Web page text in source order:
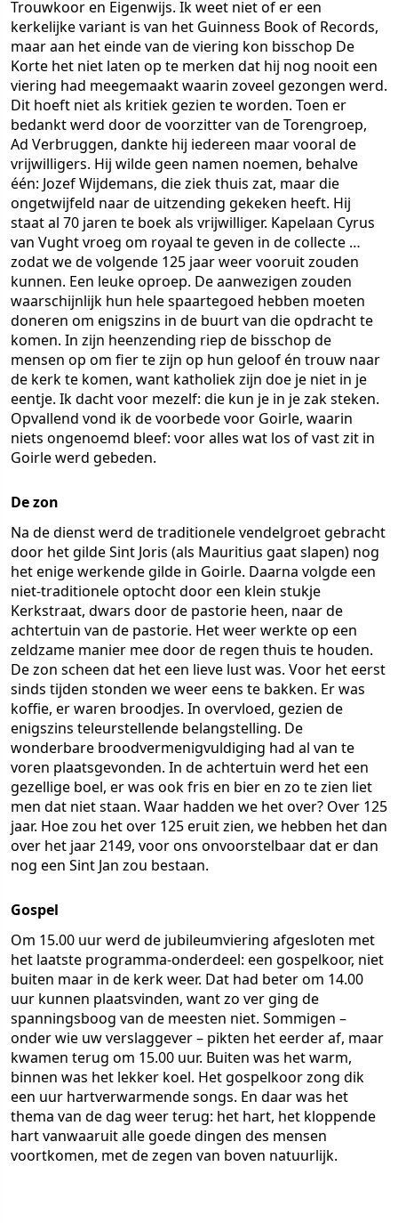
Trouwkoor en Eigenwijs. Ik weet niet of er een
kerkelijke variant is van het Guinness Book of Records,
maar aan het einde van de viering kon bisschop De
Korte het niet laten op te merken dat hij nog nooit een
viering had meegemaakt waarin zoveel gezongen werd.
Dit hoeft niet als kritiek gezien te worden. Toen er
bedankt werd door de voorzitter van de Torengroep,
Ad Verbruggen, dankte hij iedereen maar vooral de
vrijwilligers. Hij wilde geen namen noemen, behalve
één: Jozef Wijdemans, die ziek thuis zat, maar die
ongetwijfeld naar de uitzending gekeken heeft. Hij
staat al 70 jaren te boek als vrijwilliger. Kapelaan Cyrus
van Vught vroeg om royaal te geven in de collecte …
zodat we de volgende 125 jaar weer vooruit zouden
kunnen. Een leuke oproep. De aanwezigen zouden
waarschijnlijk hun hele spaartegoed hebben moeten
doneren om enigszins in de buurt van die opdracht te
komen. In zijn heenzending riep de bisschop de
mensen op om fier te zijn op hun geloof én trouw naar
de kerk te komen, want katholiek zijn doe je niet in je
eentje. Ik dacht voor mezelf: die kun je in je zak steken.
Opvallend vond ik de voorbede voor Goirle, waarin
niets ongenoemd bleef: voor alles wat los of vast zit in
Goirle werd gebeden.
De zon
Na de dienst werd de traditionele vendelgroet gebracht
door het gilde Sint Joris (als Mauritius gaat slapen) nog
het enige werkende gilde in Goirle. Daarna volgde een
niet-traditionele optocht door een klein stukje
Kerkstraat, dwars door de pastorie heen, naar de
achtertuin van de pastorie. Het weer werkte op een
zeldzame manier mee door de regen thuis te houden.
De zon scheen dat het een lieve lust was. Voor het eerst
sinds tijden stonden we weer eens te bakken. Er was
koffie, er waren broodjes. In overvloed, gezien de
enigszins teleurstellende belangstelling. De
wonderbare broodvermenigvuldiging had al van te
voren plaatsgevonden. In de achtertuin werd het een
gezellige boel, er was ook fris en bier en zo te zien liet
men dat niet staan. Waar hadden we het over? Over 125
jaar. Hoe zou het over 125 eruit zien, we hebben het dan
over het jaar 2149, voor ons onvoorstelbaar dat er dan
nog een Sint Jan zou bestaan.
Gospel
Om 15.00 uur werd de jubileumviering afgesloten met
het laatste programma-onderdeel: een gospelkoor, niet
buiten maar in de kerk weer. Dat had beter om 14.00
uur kunnen plaatsvinden, want zo ver ging de
spanningsboog van de meesten niet. Sommigen –
onder wie uw verslaggever – pikten het eerder af, maar
kwamen terug om 15.00 uur. Buiten was het warm,
binnen was het lekker koel. Het gospelkoor zong dik
een uur hartverwarmende songs. En daar was het
thema van de dag weer terug: het hart, het kloppende
hart vanwaaruit alle goede dingen des mensen
voortkomen, met de zegen van boven natuurlijk.